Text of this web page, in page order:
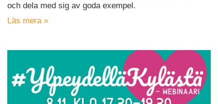
och dela med sig av goda exempel.
Läs mera »